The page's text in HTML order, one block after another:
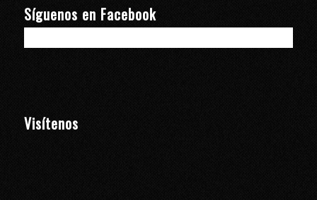
Síguenos en Facebook
Visítenos